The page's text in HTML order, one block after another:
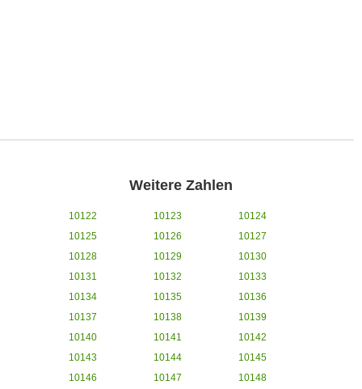
Weitere Zahlen
10122 10123
10124
10125
10126
10127
10128
10129
10130
10131
10132
10133
10134
10135
10136
10137
10138
10139
10140
10141
10142
10143
10144
10145
10146
10147
10148